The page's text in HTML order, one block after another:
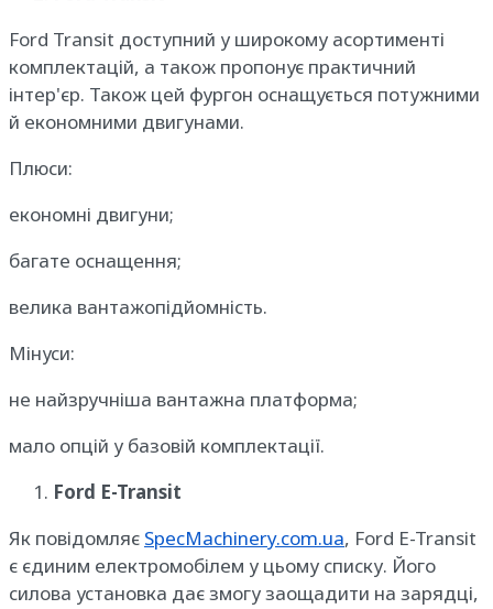
Ford Transit доступний у широкому асортименті
комплектацій, а також пропонує практичний
інтер'єр. Також цей фургон оснащується потужними
й економними двигунами.
Плюси:
економні двигуни;
багате оснащення;
велика вантажопідйомність.
Мінуси:
не найзручніша вантажна платформа;
мало опцій у базовій комплектації.
Ford E-Transit
Як повідомляє SpecMachinery.com.ua, Ford E-Transit
є єдиним електромобілем у цьому списку. Його
силова установка дає змогу заощадити на зарядці,